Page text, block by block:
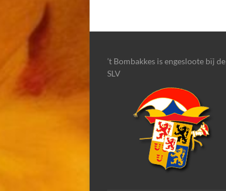
’t Bombakkes is engesloote bïj de
SLV